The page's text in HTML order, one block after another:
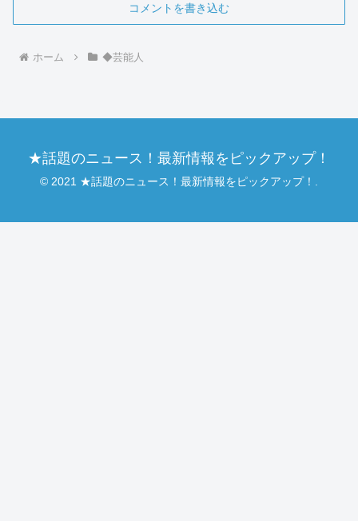
コメントを書き込む
ホーム ◆芸能人
★話題のニュース！最新情報をピックアップ！
© 2021 ★話題のニュース！最新情報をピックアップ！.